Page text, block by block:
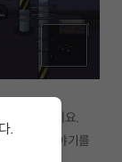
과 소통하세요.
자신의 이야기를
.